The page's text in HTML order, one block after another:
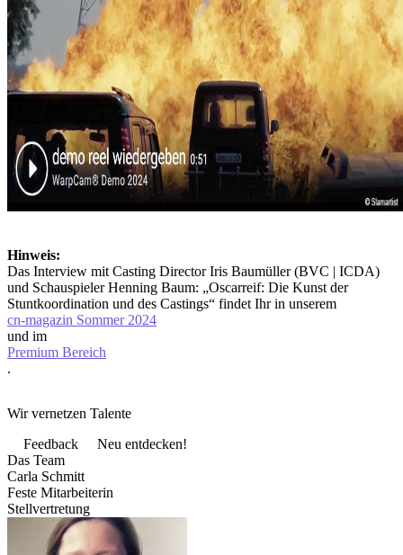
Hinweis:
Das Interview mit Casting Director Iris Baumüller (BVC | ICDA)
und Schauspieler Henning Baum: „Oscarreif: Die Kunst der
Stuntkoordination und des Castings“ findet Ihr in unserem
cn-magazin Sommer 2024
und im
Premium Bereich
.
Wir vernetzen Talente
Feedback
Neu entdecken!
Das Team
Carla Schmitt
Feste Mitarbeiterin
Stellvertretung